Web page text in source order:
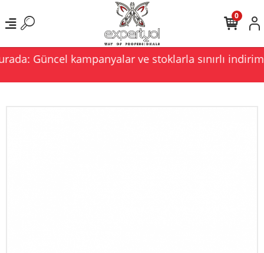
Güncel kampanyalar ve stoklarla sınırlı
0